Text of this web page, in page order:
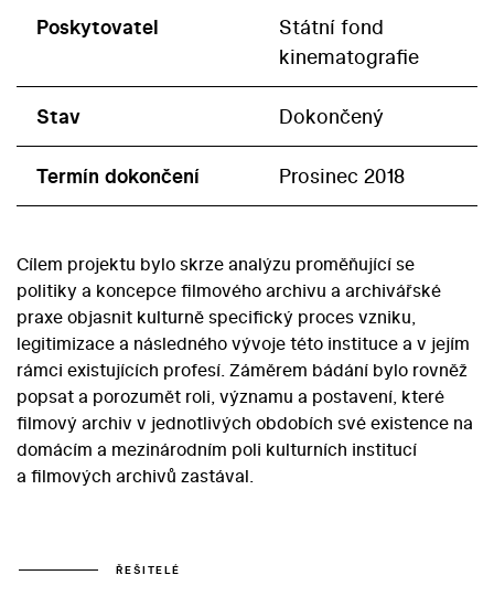
Poskytovatel
Státní fond
kinematografie
Stav Dokončený
Termín dokončení Prosinec 2018
Cílem projektu bylo skrze analýzu proměňující se
politiky a koncepce filmového archivu a archivářské
praxe objasnit kulturně specifický proces vzniku,
legitimizace a následného vývoje této instituce a v jejím
rámci existujících profesí. Záměrem bádání bylo rovněž
popsat a porozumět roli, významu a postavení, které
filmový archiv v jednotlivých obdobích své existence na
domácím a mezinárodním poli kulturních institucí
a filmových archivů zastával.
ŘEŠITELÉ